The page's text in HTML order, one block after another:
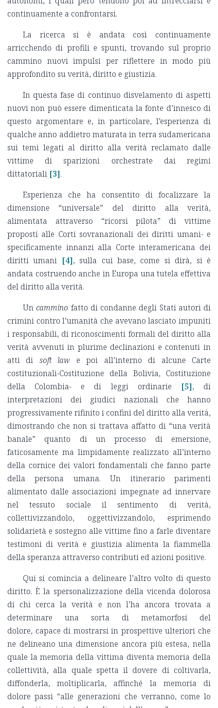
continuamente a confrontarsi.
La ricerca si è andata così continuamente
arricchendo di profili e spunti, trovando sul proprio
cammino nuovi impulsi per riflettere in modo più
approfondito su verità, diritto e giustizia.
In questa fase di continuo disvelamento di aspetti
nuovi non può essere dimenticata la fonte d’innesco di
questo argomentare e, in particolare, l’esperienza di
qualche anno addietro maturata in terra sudamericana
sui temi legati al diritto alla verità reclamato dalle
vittime di sparizioni orchestrate dai regimi
dittatoriali [3].
Esperienza che ha consentito di focalizzare la
dimensione “universale” del diritto alla verità,
alimentata attraverso “ricorsi pilota” di vittime
proposti alle Corti sovranazionali dei diritti umani- e
specificamente innanzi alla Corte interamericana dei
diritti umani [4], sulla cui base, come si dirà, si è
andata costruendo anche in Europa una tutela effettiva
del diritto alla verità.
Uncammino fatto di condanne degli Stati autori di
crimini contro l’umanità che avevano lasciato impuniti
i responsabili, di riconoscimenti formali del diritto alla
verità avvenuti in plurime declinazioni e contenuti in
atti di soft law e poi all’interno di alcune Carte
costituzionali-Costituzione della Bolivia, Costituzione
della Colombia- e di leggi ordinarie
[5], di
interpretazioni dei giudici nazionali che hanno
progressivamente rifinito i confini del diritto alla verità,
dimostrando che non si trattava affatto di “una verità
banale” quanto di un processo di emersione,
faticosamente ma limpidamente realizzato all’interno
della cornice dei valori fondamentali che fanno parte
della persona umana. Un itinerario parimenti
alimentato dalle associazioni impegnate ad innervare
nel tessuto sociale il sentimento di verità,
collettivizzandolo, oggettivizzandolo, esprimendo
solidarietà e sostegno alle vittime fino a farle diventare
testimoni di verità e giustizia alimenta la fiammella
della speranza attraverso contributi ed azioni positive.
Qui si comincia a delineare l’altro volto di questo
diritto. È la spersonalizzazione della vicenda dolorosa
di chi cerca la verità e non l’ha ancora trovata a
determinare una sorta di metamorfosi del
dolore, capace di mostrarsi in prospettive ulteriori che
ne delineano una dimensione ancora più estesa, nella
quale la memoria della vittima diventa memoria della
collettività, alla quale spetta il dovere di coltivarla,
diffonderla, moltiplicarla, affinché la memoria di
dolore passi “alle generazioni che verranno, come lo